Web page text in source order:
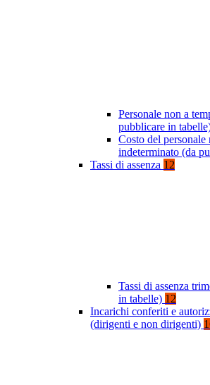
Personale non a
pubblicare in
Costo del personale
indeterminato (da
Tassi di assenza 12
Tassi di assenza
in tabelle) 12
Incarichi conferiti e
(dirigenti e non dirigenti)